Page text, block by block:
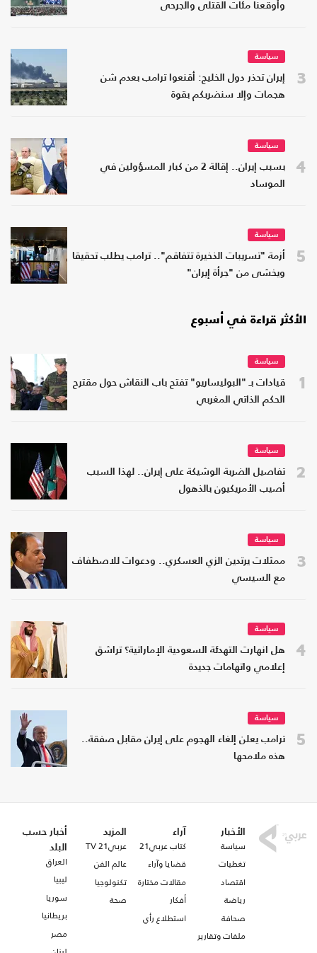
وأوقعنا مئات القتلى والجرحى
3
سياسة
إيران تحذر دول الخليج: أقنعوا ترامب بعدم شن
هجمات وإلا سنضربكم بقوة
4
سياسة
بسبب إيران.. إقالة 2 من كبار المسؤولين في
الموساد
5
سياسة
أزمة "تسريبات الذخيرة تتفاقم".. ترامب يطلب تحقيقا
ويخشى من "جرأة إيران"
الأكثر قراءة في أسبوع
1
سياسة
قيادات بـ "البوليساريو" تفتح باب النقاش حول مقترح
الحكم الذاتي المغربي
2
سياسة
تفاصيل الضربة الوشيكة على إيران.. لهذا السبب
أصيب الأمريكيون بالذهول
3
سياسة
ممثلات يرتدين الزي العسكري.. ودعوات للاصطفاف
مع السيسي
4
سياسة
هل انهارت التهدئة السعودية الإماراتية؟ تراشق
إعلامي واتهامات جديدة
5
سياسة
ترامب يعلن إلغاء الهجوم على إيران مقابل صفقة..
هذه ملامحها
الأخبار
سياسة
تغطيات
اقتصاد
رياضة
صحافة
ملفات وتقارير
آراء
كتاب عربي21
قضايا وآراء
مقالات مختارة
أفكار
استطلاع رأي
المزيد
عربي21 TV
عالم الفن
تكنولوجيا
صحة
أخبار حسب
البلد
العراق
ليبيا
سوريا
بريطانيا
مصر